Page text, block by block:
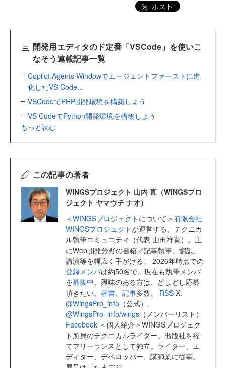
ポスト
開発用エディタのド定番「VSCode」を使いこ
なそう連載記事一覧
Copilot Agents Windowでエージェントファーストに進
化したVS Code...
VSCodeでPHP開発環境を構築しよう
VS CodeでPython開発環境を構築しよう
もっと読む
この記事の著者
WINGSプロジェクト 山内 直（WINGSプロ
ジェクト ヤマウチ ナオ）
＜WINGSプロジェクト について＞有限会社
WINGSプロジェクトが運営する、テクニカ
ル執筆コミュニティ（代表 山田祥寛）。主
にWeb開発分野の書籍／記事執筆、翻訳、
講演等を幅広く手がける。 2026年時点での
登録メンバは約50名で、現在も執筆メンバ
を募集中。興味のある方は、どしどし応募
頂きたい。 著書 記事多数。 RSS X:
@WingsPro_info （公式）、
@WingsPro_info/wings （メンバーリスト）
Facebook ＜個人紹介＞WINGSプロジェク
ト所属のテクニカルライター。出版社を経
てフリーランスとして独立。ライター、エ
ディター、デベロッパー、講師業に従事。